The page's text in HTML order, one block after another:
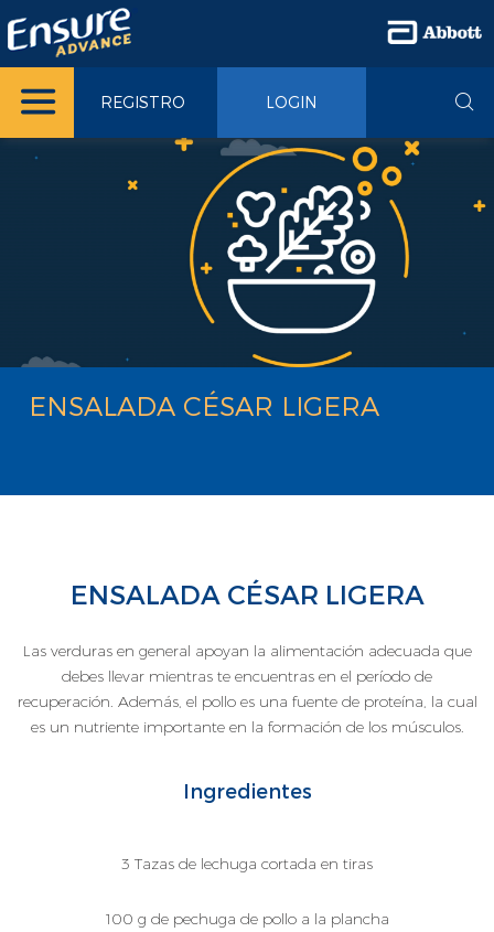
REGISTRO LOGIN
ENSALADA CÉSAR LIGERA
ENSALADA CÉSAR LIGERA
Las verduras en general apoyan la alimentación adecuada que
debes llevar mientras te encuentras en el período de
recuperación. Además, el pollo es una fuente de proteína, la cual
es un nutriente importante en la formación de los músculos.
Ingredientes
3 Tazas de lechuga cortada en tiras
100 g de pechuga de pollo a la plancha